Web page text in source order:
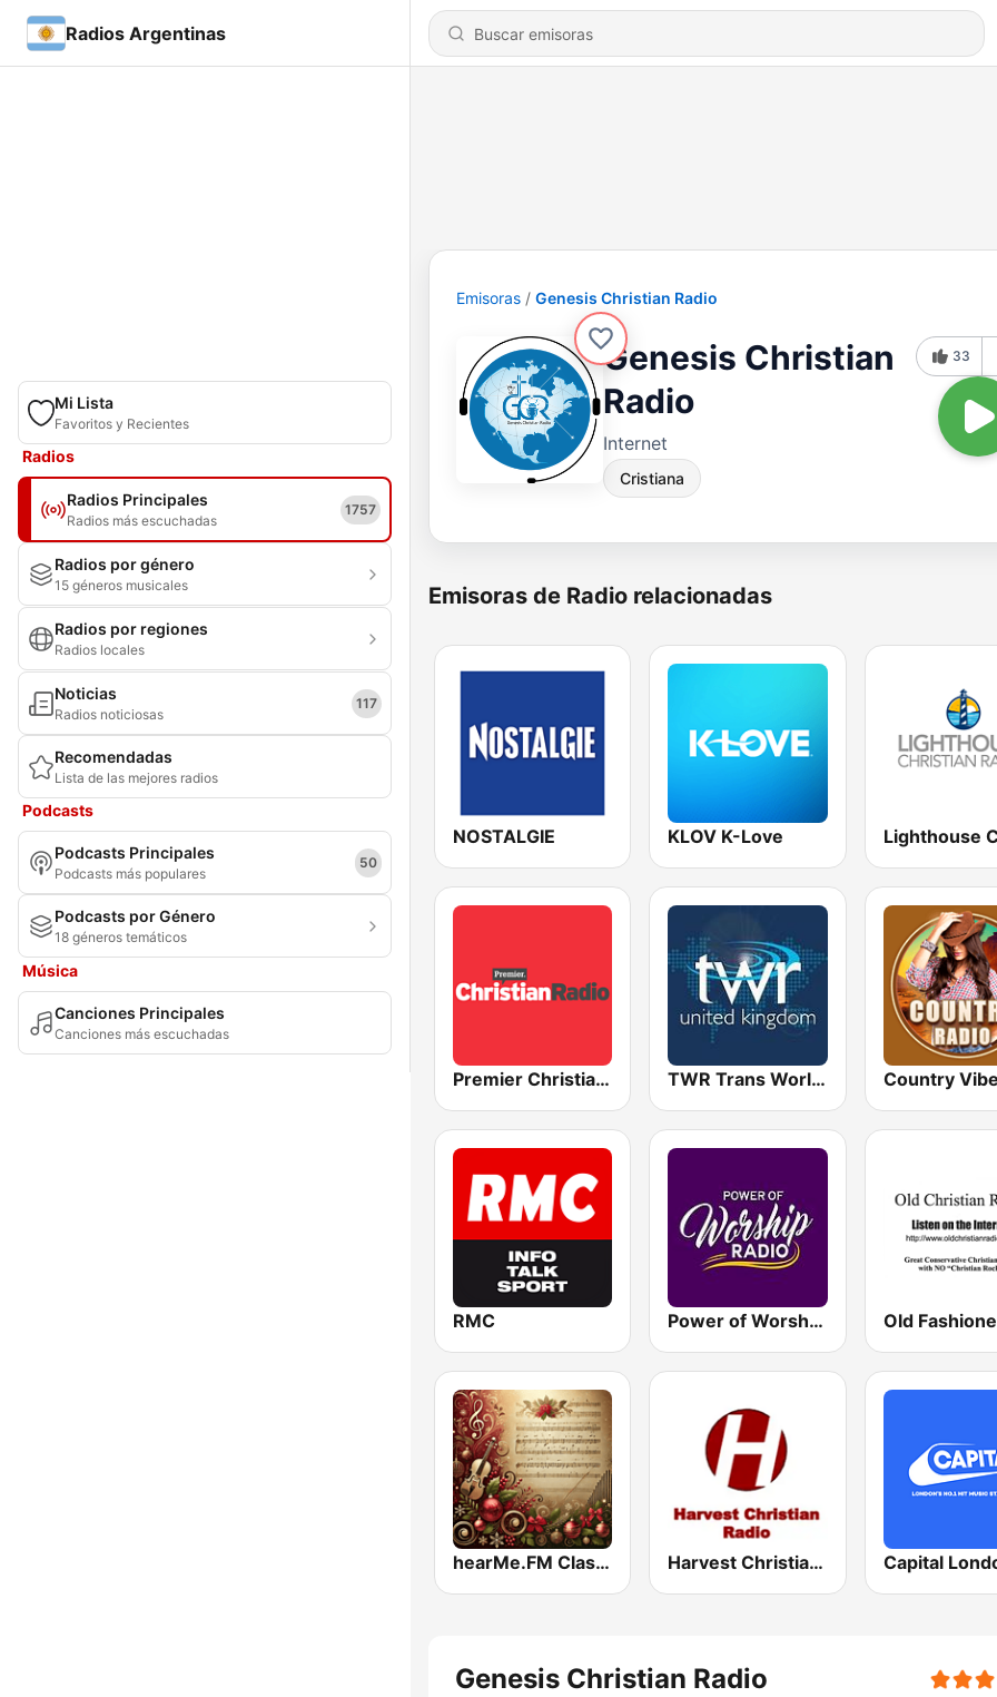
Radios Argentinas
Mi Lista
Favoritos y Recientes
Radios
Radios Principales
Radios más escuchadas
1757
Radios por género
15 géneros musicales
Radios por regiones
Radios locales
Noticias
Radios noticiosas
117
Recomendadas
Lista de las mejores radios
Podcasts
Podcasts Principales
Podcasts más populares
50
Podcasts por Género
18 géneros temáticos
Música
Canciones Principales
Canciones más escuchadas
Emisoras Genesis Christian Radio
Genesis Christian
Radio
Internet
Cristiana
33
Emisoras de Radio relacionadas
NOSTALGIE KLOV K-Love
Premier Christian Radio 1332 TWR Trans World Radio UK Country
RMC Power of Worship Radio
hearMe.FM Classical Christmas Harvest Christian Radio Capital
Genesis Christian Radio